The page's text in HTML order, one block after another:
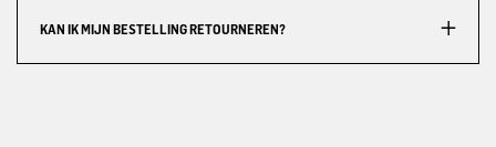
KAN IK MIJN BESTELLING RETOURNEREN?